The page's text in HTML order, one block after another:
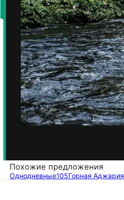
Похожие предложения
Однодневные105Горная Аджария